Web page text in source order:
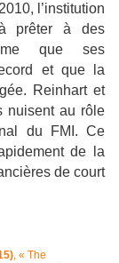
l’institution
prêter à des
que ses
et que la
Reinhart et
nuisent au rôle
du FMI. Ce
de la
de court
, « The